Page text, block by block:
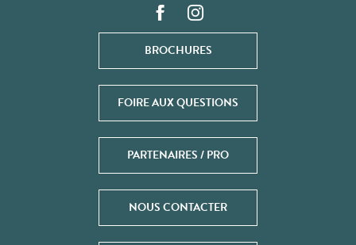
BROCHURES
FOIRE AUX QUESTIONS
PARTENAIRES / PRO
NOUS CONTACTER